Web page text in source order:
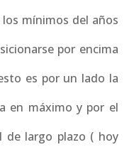
mínimos del años
por encima
es por un lado la
en máximo y por el
de largo plazo ( hoy